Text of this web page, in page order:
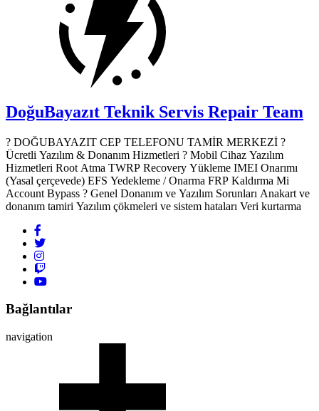
DoğuBayazıt Teknik Servis Repair Team
? DOĞUBAYAZIT CEP TELEFONU TAMİR MERKEZİ ?️
Ücretli Yazılım & Donanım Hizmetleri ? Mobil Cihaz Yazılım
Hizmetleri Root Atma TWRP Recovery Yükleme IMEI Onarımı
(Yasal çerçevede) EFS Yedekleme / Onarma FRP Kaldırma Mi
Account Bypass ? Genel Donanım ve Yazılım Sorunları Anakart ve
donanım tamiri Yazılım çökmeleri ve sistem hataları Veri kurtarma
Bağlantılar
navigation